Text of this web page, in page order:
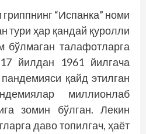
гриппнинг “Испанка” номи
тури ҳар қандай қуролли
бўлмаган талафотларга
йилдан 1961 йилгача
қайд этилган
миллионлаб
зомин бўлган. Лекин
даво топилгач, ҳаёт